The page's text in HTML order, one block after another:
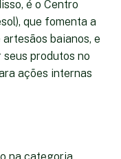
é o Centro
que fomenta a
baianos, e
produtos no
ações internas
na categoria